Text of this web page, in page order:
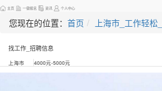
主页 一键报名 资讯 个人中心
您现在的位置： 首页 上海市_工作轻
找工作_招聘信息
上海市 4000元-5000元